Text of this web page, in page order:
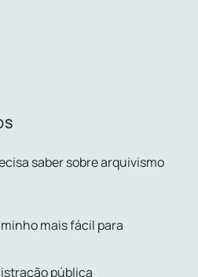
saber sobre arquivismo
mais fácil para
pública